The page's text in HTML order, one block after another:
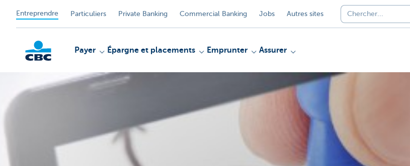
Entreprendre Particuliers Private Banking Commercial Banking Jobs Autres sites
Payer Épargne et placements Emprunter Assurer